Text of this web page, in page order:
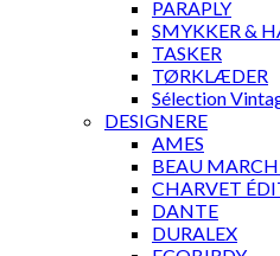
PARAPLY
SMYKKER &
TASKER
TØRKLÆDER
Sélection
DESIGNERE
AMES
BEAU
CHARVET
DANTE
DURALEX